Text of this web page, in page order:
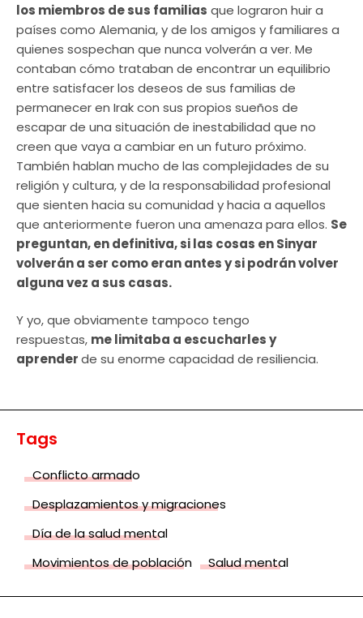
los miembros de sus familias que lograron huir a
países como Alemania, y de los amigos y familiares a
quienes sospechan que nunca volverán a ver. Me
contaban cómo trataban de encontrar un equilibrio
entre satisfacer los deseos de sus familias de
permanecer en Irak con sus propios sueños de
escapar de una situación de inestabilidad que no
creen que vaya a cambiar en un futuro próximo.
También hablan mucho de las complejidades de su
religión y cultura, y de la responsabilidad profesional
que sienten hacia su comunidad y hacia a aquellos
que anteriormente fueron una amenaza para ellos. Se
preguntan, en definitiva, si las cosas en Sinyar
volverán a ser como eran antes y si podrán volver
alguna vez a sus casas.
Y yo, que obviamente tampoco tengo
respuestas, me limitaba a escucharles y
aprenderde su enorme capacidad de resiliencia.
Tags
Conflicto armado
Desplazamientos y migraciones
Día de la salud mental
Movimientos de población
Salud mental